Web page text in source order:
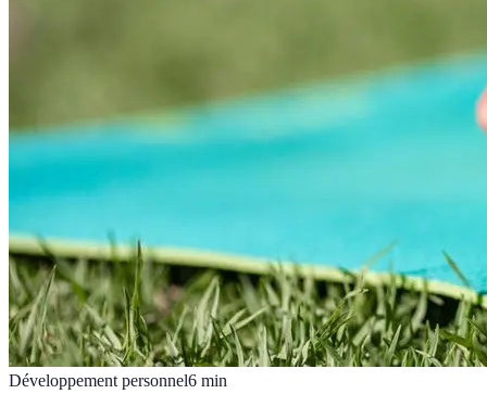
Développement personnel6 min